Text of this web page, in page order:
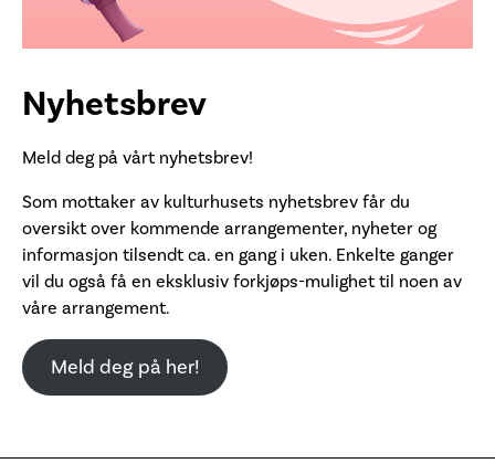
Nyhetsbrev
Meld deg på vårt nyhetsbrev!
Som mottaker av kulturhusets nyhetsbrev får du
oversikt over kommende arrangementer, nyheter og
informasjon tilsendt ca. en gang i uken. Enkelte ganger
vil du også få en eksklusiv forkjøps-mulighet til noen av
våre arrangement.
Meld deg på her!